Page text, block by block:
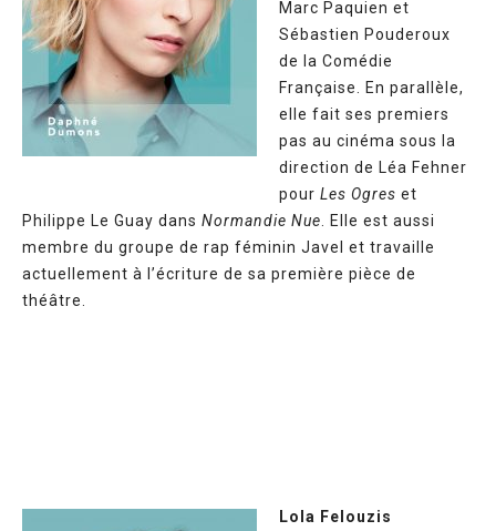
Marc Paquien et
Sébastien Pouderoux
de la Comédie
Française. En parallèle,
elle fait ses premiers
pas au cinéma sous la
direction de Léa Fehner
pour Les Ogres et
Philippe Le Guay dans Normandie Nue. Elle est aussi
membre du groupe de rap féminin Javel et travaille
actuellement à l’écriture de sa première pièce de
théâtre.
Lola Felouzis